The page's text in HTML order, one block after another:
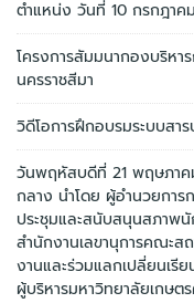
ตำแหน่ง วันที่ 10 กรกฎาค
โครงการสัมมนากองบริห
นครราชสีมา
วิดีโอการฝึกอบรมระบบส
วันพฤหัสบดีที่ 21 พฤษภาค
กลาง นำโดย ผู้อำนวยการ
ประชุมและสนับสนุนสภาพ
สำนักงานเลขานุการคณะส
งานและร่วมแลกเปลี่ยนเรี
ผู้บริหารมหาวิทยาลัยเกษต